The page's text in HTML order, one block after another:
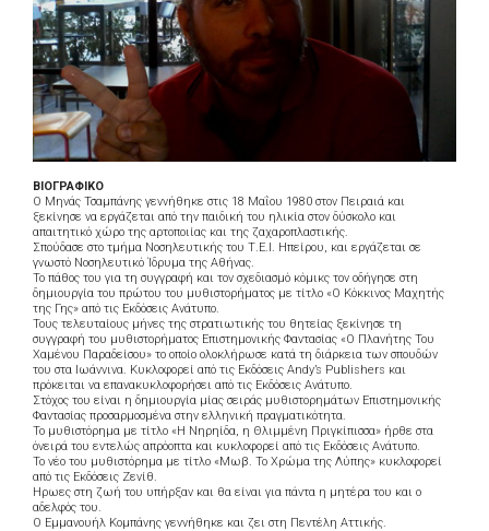
ΒΙΟΓΡΑΦΙΚΟ
Ο Μηνάς Τσαμπάνης γεννήθηκε στις 18 Μαΐου 1980 στον Πειραιά και
ξεκίνησε να εργάζεται από την παιδική του ηλικία στον δύσκολο και
απαιτητικό χώρο της αρτοποιίας και της ζαχαροπλαστικής.
Σπούδασε στο τμήμα Νοσηλευτικής του Τ.Ε.Ι. Ηπείρου, και εργάζεται σε
γνωστό Νοσηλευτικό Ίδρυμα της Αθήνας.
Το πάθος του για τη συγγραφή και τον σχεδιασμό κόμικς τον οδήγησε στη
δημιουργία του πρώτου του μυθιστορήματος με τίτλο «Ο Κόκκινος Μαχητής
της Γης» από τις Εκδόσεις Ανάτυπο.
Τους τελευταίους μήνες της στρατιωτικής του θητείας ξεκίνησε τη
συγγραφή του μυθιστορήματος Επιστημονικής Φαντασίας «Ο Πλανήτης Του
Χαμένου Παραδείσου» το οποίο ολοκλήρωσε κατά τη διάρκεια των σπουδών
του στα Ιωάννινα. Κυκλοφορεί από τις Εκδόσεις Andy’s Publishers και
πρόκειται να επανακυκλοφορήσει από τις Εκδόσεις Ανάτυπο.
Στόχος του είναι η δημιουργία μίας σειράς μυθιστορημάτων Επιστημονικής
Φαντασίας προσαρμοσμένα στην ελληνική πραγματικότητα.
Το μυθιστόρημα με τίτλο «Η Νηρηίδα, η Θλιμμένη Πριγκίπισσα» ήρθε στα
όνειρά του εντελώς απρόοπτα και κυκλοφορεί από τις Εκδόσεις Ανάτυπο.
Το νέο του μυθιστόρημα με τίτλο «Μωβ. Το Χρώμα της Λύπης» κυκλοφορεί
από τις Εκδόσεις Ζενίθ.
Ήρωες στη ζωή του υπήρξαν και θα είναι για πάντα η μητέρα του και ο
αδελφός του.
Ο Εμμανουήλ Κομπάνης γεννήθηκε και ζει στη Πεντέλη Αττικής.